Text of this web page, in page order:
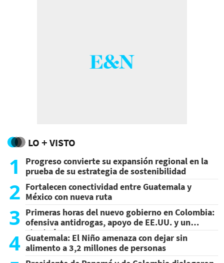
LO + VISTO
1
Progreso convierte su expansión regional en la
prueba de su estrategia de sostenibilidad
2 Fortalecen conectividad entre Guatemala y
México con nueva ruta
3 Primeras horas del nuevo gobierno en Colombia:
ofensiva antidrogas, apoyo de EE.UU. y un
atentado
4 Guatemala: El Niño amenaza con dejar sin
alimento a 3,2 millones de personas